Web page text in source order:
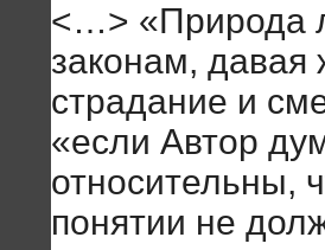
<…> «Природа
законам, давая
страдание и
«если Автор
относительны,
понятии не